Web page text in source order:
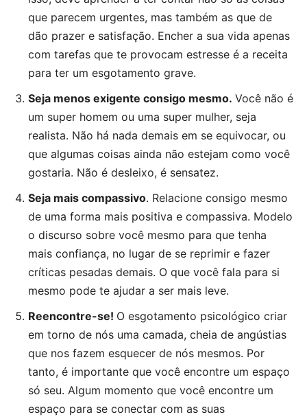
que parecem urgentes, mas também as que de
dão prazer e satisfação. Encher a sua vida apenas
com tarefas que te provocam estresse é a receita
para ter um esgotamento grave.
Seja menos exigente consigo mesmo. Você não é
um super homem ou uma super mulher, seja
realista. Não há nada demais em se equivocar, ou
que algumas coisas ainda não estejam como você
gostaria. Não é desleixo, é sensatez.
Seja mais compassivo. Relacione consigo mesmo
de uma forma mais positiva e compassiva. Modelo
o discurso sobre você mesmo para que tenha
mais confiança, no lugar de se reprimir e fazer
críticas pesadas demais. O que você fala para si
mesmo pode te ajudar a ser mais leve.
Reencontre-se! O esgotamento psicológico criar
em torno de nós uma camada, cheia de angústias
que nos fazem esquecer de nós mesmos. Por
tanto, é importante que você encontre um espaço
só seu. Algum momento que você encontre um
espaço para se conectar com as suas